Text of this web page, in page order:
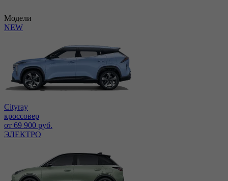
Модели
NEW
Cityray
кроссовер
от 69 900 руб.
ЭЛЕКТРО